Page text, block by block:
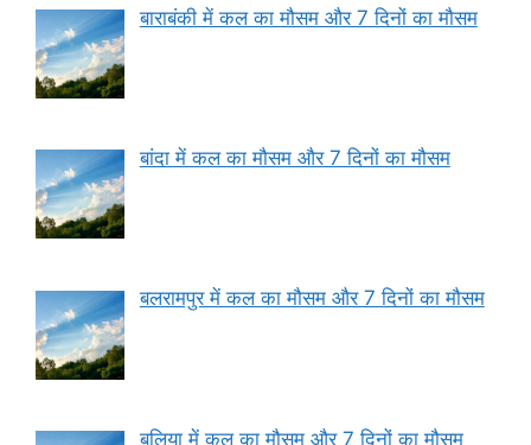
बाराबंकी में कल का मौसम और 7 दिनों का मौसम
बांदा में कल का मौसम और 7 दिनों का मौसम
बलरामपुर में कल का मौसम और 7 दिनों का मौसम
बलिया में कल का मौसम और 7 दिनों का मौसम